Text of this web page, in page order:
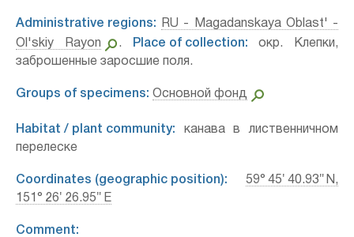
Administrative regions:
RU - Magadanskaya Oblast' -
Ol'skiy Rayon
. Place of collection: окр. Клепки,
заброшенные заросшие поля.
Groups of specimens: Основной фонд
Habitat / plant community: канава в лиственничном
перелеске
Coordinates (geographic position):
59° 45′ 40.93″ N,
151° 26′ 26.95″ E
Comment: